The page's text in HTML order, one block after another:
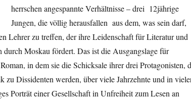
herrschen angespannte Verhältnisse – drei 12jährige
Jungen, die völlig herausfallen aus dem, was sein darf,
Lehrer zu treffen, der ihre Leidenschaft für Literatur und
durch Moskau fördert. Das ist die Ausgangslage für
in dem sie die Schicksale ihrer drei Protagonisten,
zu Dissidenten werden, über viele Jahrzehnte und in
Porträt einer Gesellschaft in Unfreiheit zum Lesen an